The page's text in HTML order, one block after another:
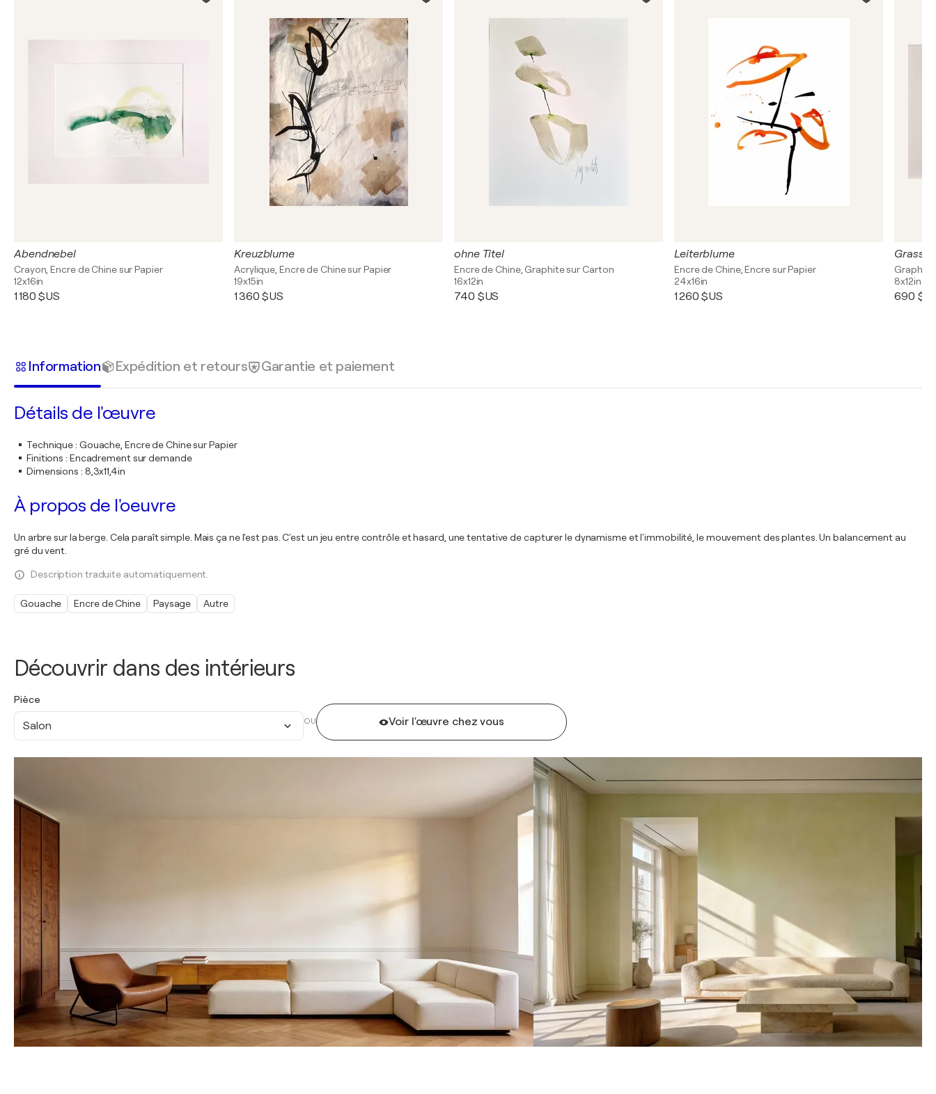
Découvrir dans des intérieurs
Pièce
Salon OU Voir l'œuvre chez vous
Abendnebel
Crayon, Encre de Chine sur Papier
12x16in
1 180 $US
Kreuzblume
Acrylique, Encre de Chine sur Papier
19x15in
1 360 $US
ohne Titel
Encre de Chine, Graphite sur Carton
16x12in
740 $US
Leiterblume
Encre de Chine, Encre sur Papier
24x16in
1 260 $US
8x12in
690
Information Expédition et retours Garantie et paiement
Détails de l'œuvre
Technique: Gouache, Encre de Chine sur Papier
Finitions : Encadrement sur demande
Dimensions : 8,3x11,4in
À propos de l'oeuvre
Un arbre sur la berge. Cela paraît simple. Mais ça ne l'est pas. C'est un jeu entre contrôle et hasard, une tentative de capturer le dynamisme et l'immobilité, le mouvement des plantes. Un balancement au
gré du vent.
Description traduite automatiquement.
Gouache Encre de Chine Paysage Autre